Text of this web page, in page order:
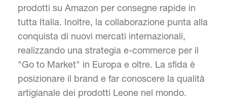
prodotti su Amazon per consegne rapide in
tutta Italia. Inoltre, la collaborazione punta alla
conquista di nuovi mercati internazionali,
realizzando una strategia e-commerce per il
"Go to Market" in Europa e oltre. La sfida è
posizionare il brand e far conoscere la qualità
artigianale dei prodotti Leone nel mondo.